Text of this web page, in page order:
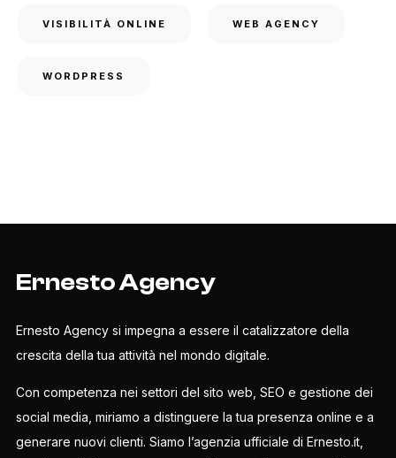
VISIBILITÀ ONLINE WEB AGENCY
WORDPRESS
Ernesto Agency
Ernesto Agency si impegna a essere il catalizzatore della
crescita della tua attività nel mondo digitale.
Con competenza nei settori del sito web, SEO e gestione dei
social media, miriamo a distinguere la tua presenza online e a
generare nuovi clienti. Siamo l’agenzia ufficiale di Ernesto.it,